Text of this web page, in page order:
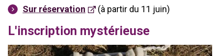
Sur réservation
(à partir du 11 juin)
L'inscription mystérieuse